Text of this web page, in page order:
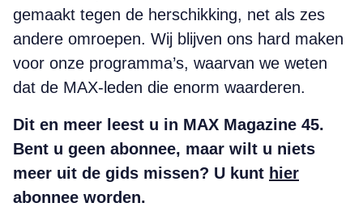
gemaakt tegen de herschikking, net als zes
andere omroepen. Wij blijven ons hard maken
voor onze programma’s, waarvan we weten
dat de MAX-leden die enorm waarderen.
Dit en meer leest u in MAX Magazine 45.
Bent u geen abonnee, maar wilt u niets
meer uit de gids missen? U kunt hier
abonnee worden.